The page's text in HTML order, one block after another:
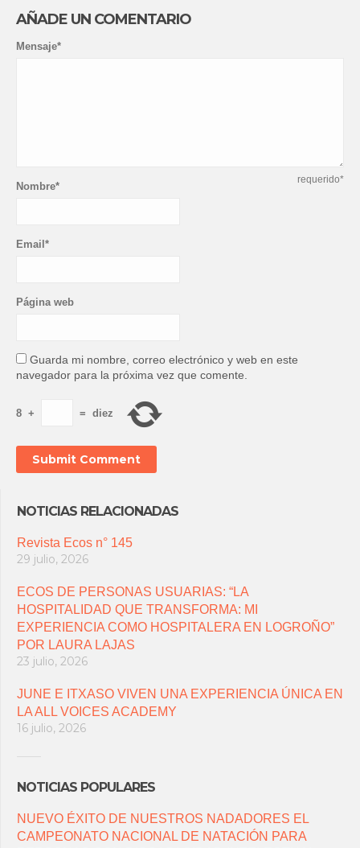
AÑADE UN COMENTARIO
Mensaje*
requerido*
Nombre*
Email*
Página web
Guarda mi nombre, correo electrónico y web en este
navegador para la próxima vez que comente.
8 + = diez
NOTICIAS RELACIONADAS
Revista Ecos n° 145
29 julio, 2026
ECOS DE PERSONAS USUARIAS: “LA
HOSPITALIDAD QUE TRANSFORMA: MI
EXPERIENCIA COMO HOSPITALERA EN LOGROÑO”
POR LAURA LAJAS
23 julio, 2026
JUNE E ITXASO VIVEN UNA EXPERIENCIA ÚNICA EN
LA ALL VOICES ACADEMY
16 julio, 2026
NOTICIAS POPULARES
NUEVO ÉXITO DE NUESTROS NADADORES EL
CAMPEONATO NACIONAL DE NATACIÓN PARA